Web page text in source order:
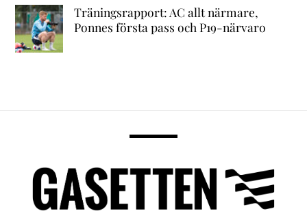
Träningsrapport: AC allt närmare,
Ponnes första pass och P19-närvaro